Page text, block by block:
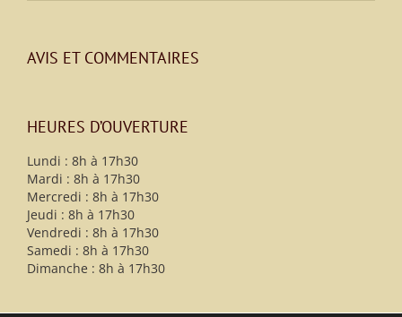
AVIS ET COMMENTAIRES
HEURES D’OUVERTURE
Lundi : 8h à 17h30
Mardi : 8h à 17h30
Mercredi : 8h à 17h30
Jeudi : 8h à 17h30
Vendredi : 8h à 17h30
Samedi : 8h à 17h30
Dimanche : 8h à 17h30